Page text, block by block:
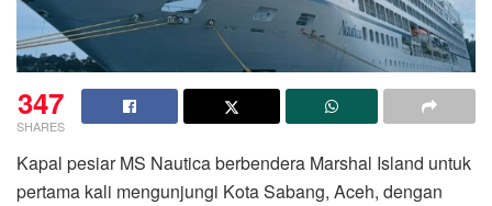
347
SHARES
Kapal pesiar MS Nautica berbendera Marshal Island untuk
pertama kali mengunjungi Kota Sabang, Aceh, dengan